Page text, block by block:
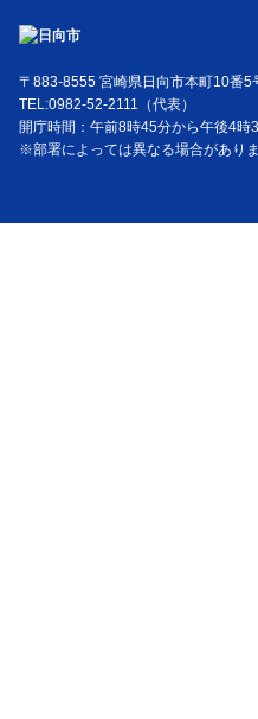
〒883-8555 宮崎県日向市本町10番5
TEL:0982-52-2111（代表）
開庁時間：午前8時45分から午後4時
※部署によっては異なる場合がありま